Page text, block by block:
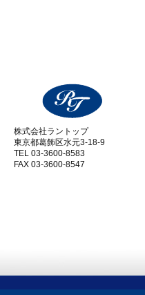
株式会社ラントップ
東京都葛飾区水元3-18-9
TEL 03-3600-8583
FAX 03-3600-8547